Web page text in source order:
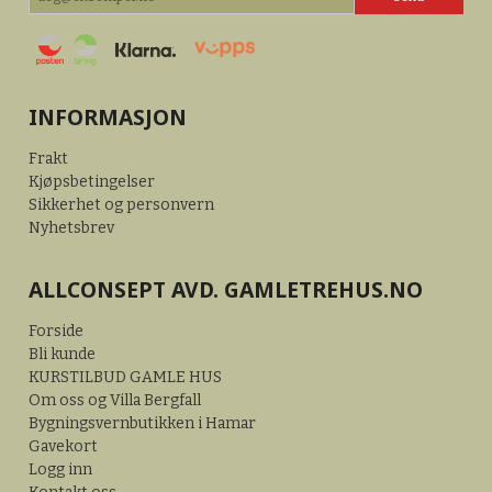
INFORMASJON
Frakt
Kjøpsbetingelser
Sikkerhet og personvern
Nyhetsbrev
ALLCONSEPT AVD. GAMLETREHUS.NO
Forside
Bli kunde
KURSTILBUD GAMLE HUS
Om oss og Villa Bergfall
Bygningsvernbutikken i Hamar
Gavekort
Logg inn